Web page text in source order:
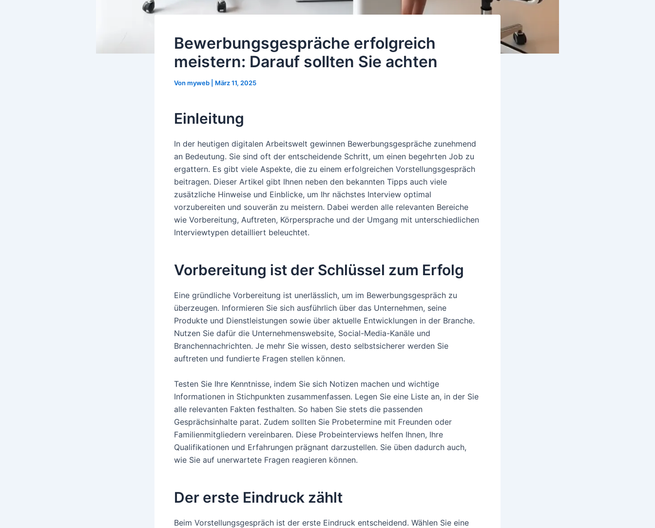
Bewerbungsgespräche erfolgreich
meistern: Darauf sollten Sie achten
Von myweb März 11, 2025
Einleitung
In der heutigen digitalen Arbeitswelt gewinnen Bewerbungsgespräche zunehmend
an Bedeutung. Sie sind oft der entscheidende Schritt, um einen begehrten Job zu
ergattern. Es gibt viele Aspekte, die zu einem erfolgreichen Vorstellungsgespräch
beitragen. Dieser Artikel gibt Ihnen neben den bekannten Tipps auch viele
zusätzliche Hinweise und Einblicke, um Ihr nächstes Interview optimal
vorzubereiten und souverän zu meistern. Dabei werden alle relevanten Bereiche
wie Vorbereitung, Auftreten, Körpersprache und der Umgang mit unterschiedlichen
Interviewtypen detailliert beleuchtet.
Vorbereitung ist der Schlüssel zum Erfolg
Eine gründliche Vorbereitung ist unerlässlich, um im Bewerbungsgespräch zu
überzeugen. Informieren Sie sich ausführlich über das Unternehmen, seine
Produkte und Dienstleistungen sowie über aktuelle Entwicklungen in der Branche.
Nutzen Sie dafür die Unternehmenswebsite, Social-Media-Kanäle und
Branchennachrichten. Je mehr Sie wissen, desto selbstsicherer werden Sie
auftreten und fundierte Fragen stellen können.
Testen Sie Ihre Kenntnisse, indem Sie sich Notizen machen und wichtige
Informationen in Stichpunkten zusammenfassen. Legen Sie eine Liste an, in der Sie
alle relevanten Fakten festhalten. So haben Sie stets die passenden
Gesprächsinhalte parat. Zudem sollten Sie Probetermine mit Freunden oder
Familienmitgliedern vereinbaren. Diese Probeinterviews helfen Ihnen, Ihre
Qualifikationen und Erfahrungen prägnant darzustellen. Sie üben dadurch auch,
wie Sie auf unerwartete Fragen reagieren können.
Der erste Eindruck zählt
Beim Vorstellungsgespräch ist der erste Eindruck entscheidend. Wählen Sie eine